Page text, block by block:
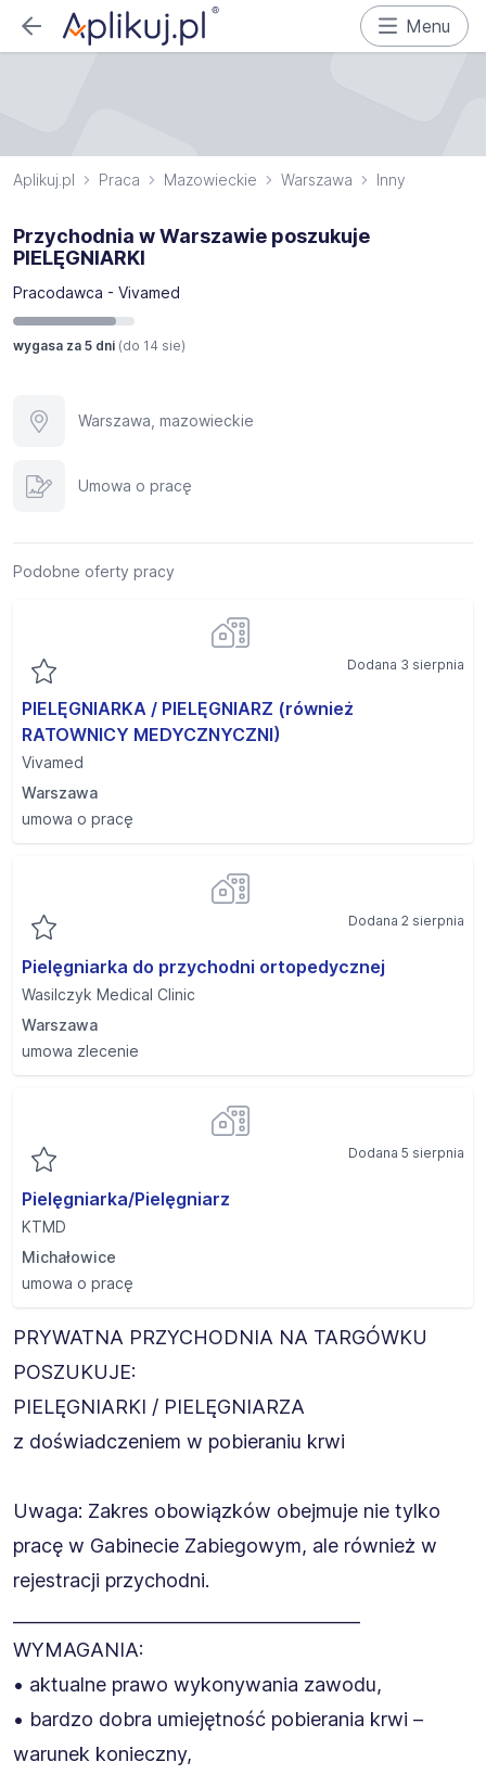
Menu
Aplikuj.pl Praca Mazowieckie Warszawa Inny
Przychodnia w Warszawie poszukuje
PIELĘGNIARKI
Pracodawca - Vivamed
wygasa za 5 dni (do 14 sie)
Warszawa, mazowieckie
Umowa o pracę
Podobne oferty pracy
PIELĘGNIARKA / PIELĘGNIARZ (również
RATOWNICY MEDYCZNYCZNI)
Vivamed
Warszawa
umowa o pracę
Dodana 3 sierpnia
Pielęgniarka do przychodni ortopedycznej
Wasilczyk Medical Clinic
Warszawa
umowa zlecenie
Dodana 2 sierpnia
Pielęgniarka/Pielęgniarz
KTMD
Michałowice
umowa o pracę
Dodana 5 sierpnia
PRYWATNA PRZYCHODNIA NA TARGÓWKU
POSZUKUJE:
PIELĘGNIARKI / PIELĘGNIARZA
z doświadczeniem w pobieraniu krwi
Uwaga: Zakres obowiązków obejmuje nie tylko
pracę w Gabinecie Zabiegowym, ale również w
rejestracji przychodni.
WYMAGANIA:
• aktualne prawo wykonywania zawodu,
• bardzo dobra umiejętność pobierania krwi –
warunek konieczny,